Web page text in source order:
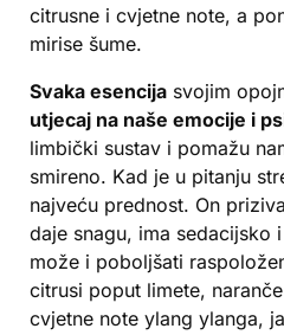
citrusne i cvjetne note, a
mirise šume.
Svaka esencija svojim
utjecaj na naše emocije i
limbički sustav i pomažu
smireno. Kad je u pitanju
najveću prednost. On
daje snagu, ima sedacijsko
može i poboljšati
citrusi poput limete,
cvjetne note ylang ylanga,